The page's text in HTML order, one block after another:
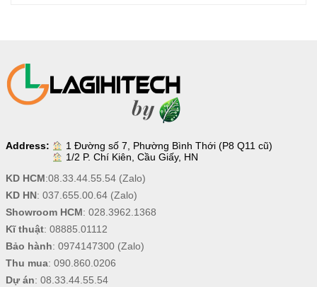
Address:
1 Đường số 7, Phường Bình Thới (P8 Q11 cũ)
1/2 P. Chí Kiên, Cầu Giấy, HN
KD HCM:08.33.44.55.54(Zalo)
KD HN: 037.655.00.64(Zalo)
Showroom HCM: 028.3962.1368
Kĩ thuật: 08885.01112
Bảo hành: 0974147300(Zalo)
Thu mua: 090.860.0206
Dự án: 08.33.44.55.54